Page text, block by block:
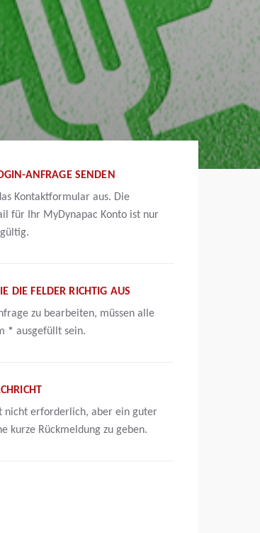
ANFRAGE SENDEN
Kontaktformular aus. Die
für Ihr MyDynapac Konto ist nur
gültig.
DIE FELDER RICHTIG AUS
zu bearbeiten, müssen alle
* ausgefüllt sein.
nicht erforderlich, aber ein guter
kurze Rückmeldung zu geben.